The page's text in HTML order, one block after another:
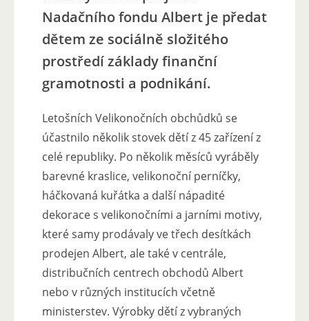
Nadačního fondu Albert je předat
dětem ze sociálně složitého
prostředí základy finanční
gramotnosti a podnikání.
Letošních Velikonočních obchůdků se
účastnilo několik stovek dětí z 45 zařízení z
celé republiky. Po několik měsíců vyráběly
barevné kraslice, velikonoční perníčky,
háčkovaná kuřátka a další nápadité
dekorace s velikonočními a jarními motivy,
které samy prodávaly ve třech desítkách
prodejen Albert, ale také v centrále,
distribučních centrech obchodů Albert
nebo v různých institucích včetně
ministerstev. Výrobky dětí z vybraných